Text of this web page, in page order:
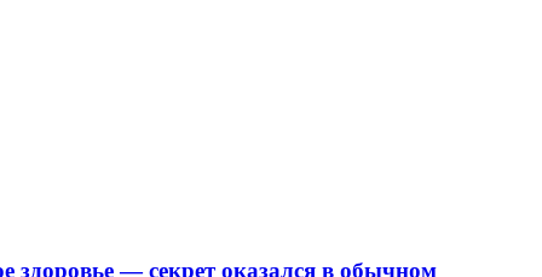
здоровье — секрет оказался в обычном